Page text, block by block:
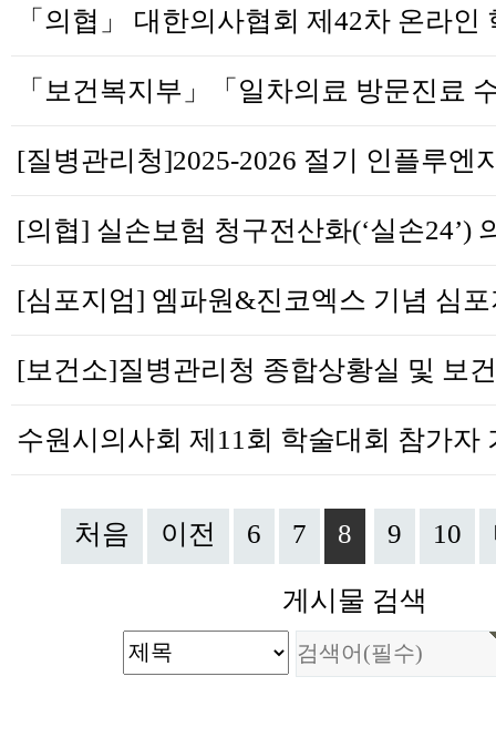
처음 이전 6 7 8 9 10
게시물 검색